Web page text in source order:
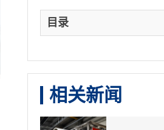
目录
相关新闻